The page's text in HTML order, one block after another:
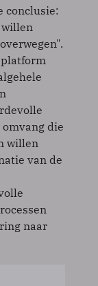
conclusie:
die
willen
van de
naar